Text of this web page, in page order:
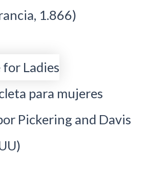
1.866)
para mujeres
Pickering and Davis